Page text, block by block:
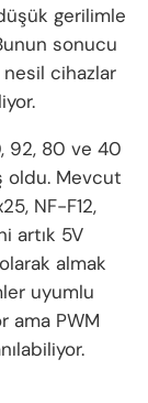
gerilimle
sonucu
cihazlar
92, 80 ve 40
oldu. Mevcut
NF-F12,
artık 5V
almak
uyumlu
ama PWM